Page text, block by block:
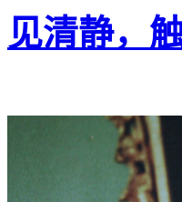
见清静，